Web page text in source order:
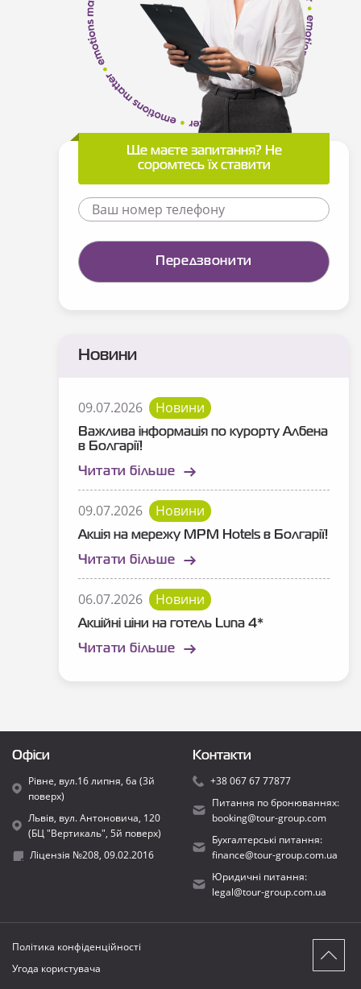
Ще маєте запитання? Не
соромтесь їх ставити
Новини
09.07.2026 Новини
Важлива інформація по курорту Албена
в Болгарії!
Читати більше
09.07.2026 Новини
Акція на мережу MPM Hotels в Болгарії!
Читати більше
06.07.2026 Новини
Акційні ціни на готель Luna 4*
Читати більше
Офіси
Рівне, вул.16 липня, 6а (3й
поверх)
Львів, вул. Антоновича, 120
(БЦ "Вертикаль", 5й поверх)
Ліцензія №208, 09.02.2016
Контакти
+38 067 67 77877
Питання по бронюваннях:
booking@tour-group.com
Бухгалтерські питання:
finance@tour-group.com.ua
Юридичні питання:
legal@tour-group.com.ua
Політика конфіденційності
Угода користувача